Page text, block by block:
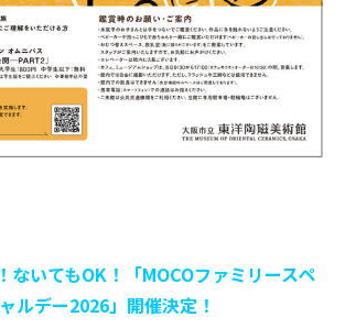
ないてもOK！「MOCOファミリースペ
ルデー2026」開催決定！